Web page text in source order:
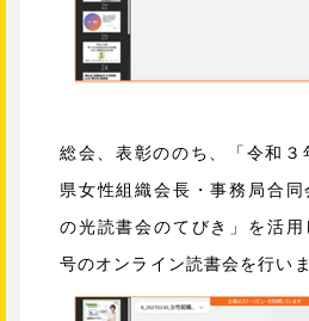
総会、表彰ののち、「令和３
県女性組織会長・事務局合
の光読書会のてびき」を活用
号のオンライン読書会を行いま